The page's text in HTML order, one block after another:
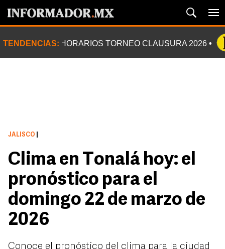
TENDENCIAS: HORARIOS TORNEO CLAUSURA 2026
JALISCO
Clima en Tonalá hoy: el
pronóstico para el
domingo 22 de marzo de
2026
Conoce el pronóstico del clima para la ciudad